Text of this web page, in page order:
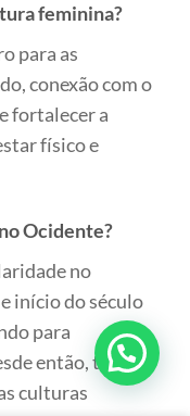
feminina?
para as
conexão com o
fortalecer a
físico e
Ocidente?
no
início do século
para
então, tornou-
culturas